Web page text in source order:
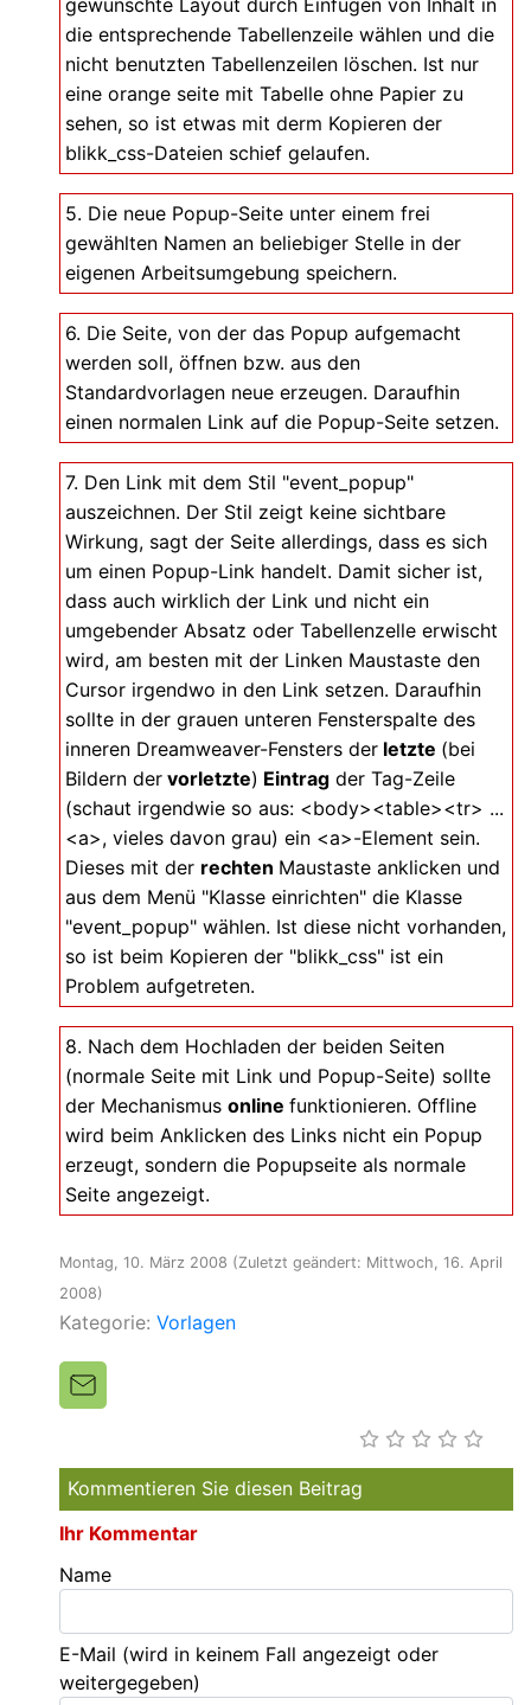
gewünschte Layout durch Einfügen von Inhalt in
die entsprechende Tabellenzeile wählen und die
nicht benutzten Tabellenzeilen löschen. Ist nur
eine orange seite mit Tabelle ohne Papier zu
sehen, so ist etwas mit derm Kopieren der
blikk_css-Dateien schief gelaufen.
5. Die neue Popup-Seite unter einem frei
gewählten Namen an beliebiger Stelle in der
eigenen Arbeitsumgebung speichern.
6. Die Seite, von der das Popup aufgemacht
werden soll, öffnen bzw. aus den
Standardvorlagen neue erzeugen. Daraufhin
einen normalen Link auf die Popup-Seite setzen.
7. Den Link mit dem Stil "event_popup"
auszeichnen. Der Stil zeigt keine sichtbare
Wirkung, sagt der Seite allerdings, dass es sich
um einen Popup-Link handelt. Damit sicher ist,
dass auch wirklich der Link und nicht ein
umgebender Absatz oder Tabellenzelle erwischt
wird, am besten mit der Linken Maustaste den
Cursor irgendwo in den Link setzen. Daraufhin
sollte in der grauen unteren Fensterspalte des
inneren Dreamweaver-Fensters der letzte (bei
Bildern der vorletzte) Eintrag der Tag-Zeile
(schaut irgendwie so aus: <body><table><tr> ...
<a>, vieles davon grau) ein <a>-Element sein.
Dieses mit der rechten Maustaste anklicken und
aus dem Menü "Klasse einrichten" die Klasse
"event_popup" wählen. Ist diese nicht vorhanden,
so ist beim Kopieren der "blikk_css" ist ein
Problem aufgetreten.
8. Nach dem Hochladen der beiden Seiten
(normale Seite mit Link und Popup-Seite) sollte
der Mechanismus online funktionieren. Offline
wird beim Anklicken des Links nicht ein Popup
erzeugt, sondern die Popupseite als normale
Seite angezeigt.
Montag, 10. März 2008 (Zuletzt geändert: Mittwoch, 16. April
2008)
Kategorie: Vorlagen
Kommentieren Sie diesen Beitrag
Ihr Kommentar
Name
E-Mail (wird in keinem Fall angezeigt oder
weitergegeben)